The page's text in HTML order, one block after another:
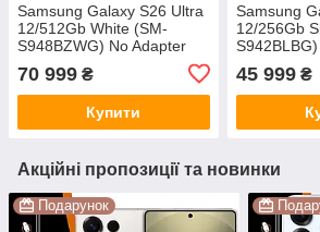
Samsung Galaxy S26 Ultra
12/512Gb White (SM-
S948BZWG) No Adapter
70 999 ₴
Купити
Samsung
12/256Gb
45 999₴
Акційні пропозиції та новинки
Подарунок